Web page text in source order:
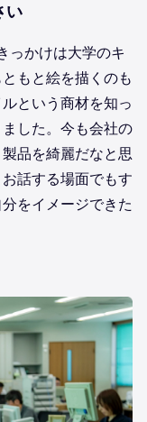
い
っかけは大学のキ
もと絵を描くのも
という商材を知っ
した。今も会社の
品を綺麗だなと思
話する場面でもす
をイメージできた